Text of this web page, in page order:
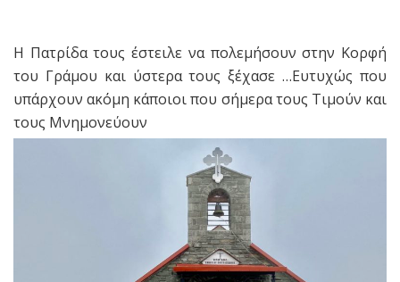
Η Πατρίδα τους έστειλε να πολεμήσουν στην Κορφή
του Γράμου και ύστερα τους ξέχασε …Ευτυχώς που
υπάρχουν ακόμη κάποιοι που σήμερα τους Τιμούν και
τους Μνημονεύουν